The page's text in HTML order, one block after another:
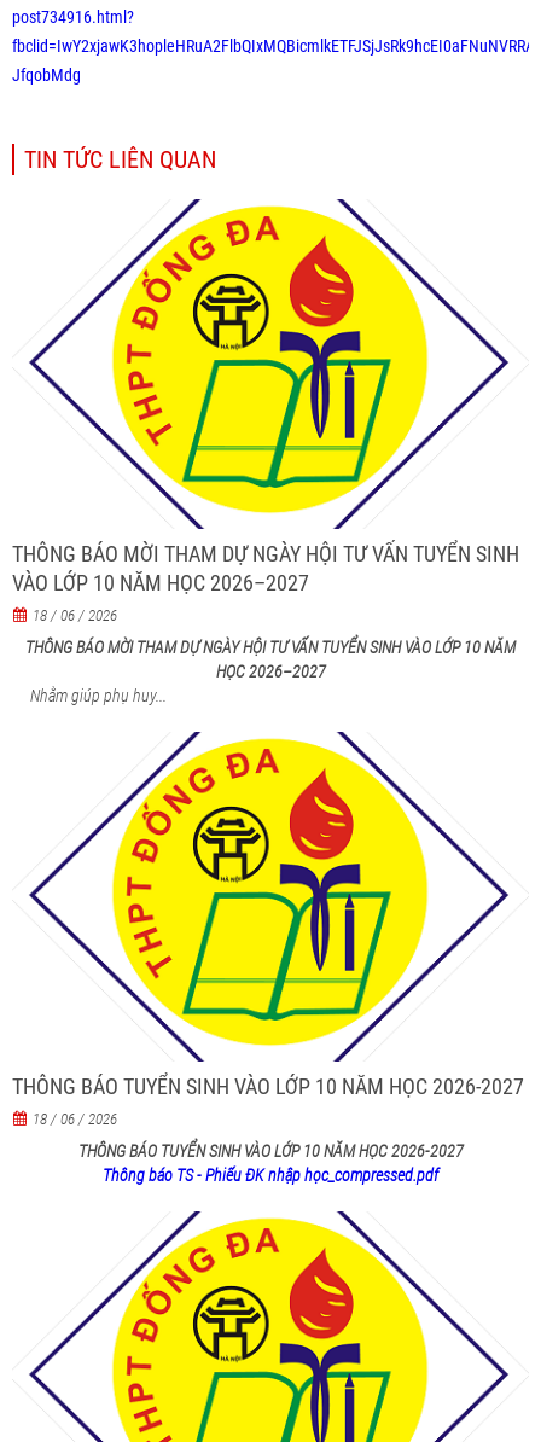
post734916.html?
JfqobMdg
TIN TỨC LIÊN QUAN
THÔNG BÁO MỜI THAM DỰ NGÀY HỘI TƯ VẤN TUYỂN SINH
VÀO LỚP 10 NĂM HỌC 2026–2027
18 / 06 / 2026
THÔNG BÁO MỜI THAM DỰ NGÀY HỘI TƯ VẤN TUYỂN SINH VÀO LỚP 10 NĂM
HỌC 2026–2027
Nhằm giúp phụ huy...
THÔNG BÁO TUYỂN SINH VÀO LỚP 10 NĂM HỌC 2026-2027
18 / 06 / 2026
THÔNG BÁO TUYỂN SINH VÀO LỚP 10 NĂM HỌC 2026-2027
Thông báo TS - Phiếu ĐK nhập học_compressed.pdf